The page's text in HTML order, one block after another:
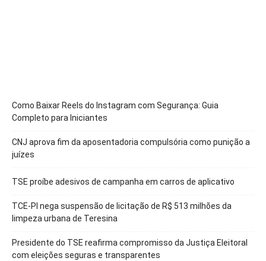
Como Baixar Reels do Instagram com Segurança: Guia
Completo para Iniciantes
CNJ aprova fim da aposentadoria compulsória como punição a
juízes
TSE proíbe adesivos de campanha em carros de aplicativo
TCE-PI nega suspensão de licitação de R$ 513 milhões da
limpeza urbana de Teresina
Presidente do TSE reafirma compromisso da Justiça Eleitoral
com eleições seguras e transparentes